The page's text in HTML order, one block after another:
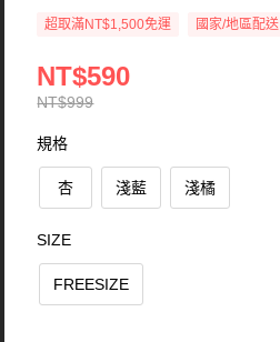
超取滿NT$1,500免運 國家/地區配送
NT$999
NT$590
規格
杏 淺藍 淺橘
SIZE
FREESIZE